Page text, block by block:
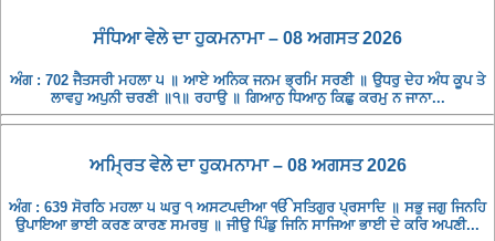
ਸੰਧਿਆ ਵੇਲੇ ਦਾ ਹੁਕਮਨਾਮਾ – 08 ਅਗਸਤ 2026
ਅੰਗ : 702 ਜੈਤਸਰੀ ਮਹਲਾ ੫ ॥ ਆਏ ਅਨਿਕ ਜਨਮ ਭ੍ਰਮਿ ਸਰਣੀ ॥ ਉਧਰੁ ਦੇਹ ਅੰਧ ਕੂਪ ਤੇ
ਲਾਵਹੁ ਅਪੁਨੀ ਚਰਣੀ ॥੧॥ ਰਹਾਉ ॥ ਗਿਆਨੁ ਧਿਆਨੁ ਕਿਛੁ ਕਰਮੁ ਨ ਜਾਨਾ...
ਅਮ੍ਰਿਤ ਵੇਲੇ ਦਾ ਹੁਕਮਨਾਮਾ – 08 ਅਗਸਤ 2026
ਅੰਗ : 639 ਸੋਰਠਿ ਮਹਲਾ ੫ ਘਰੁ ੧ ਅਸਟਪਦੀਆ ੴ ਸਤਿਗੁਰ ਪ੍ਰਸਾਦਿ ॥ ਸਭੁ ਜਗੁ ਜਿਨਹਿ
ਉਪਾਇਆ ਭਾਈ ਕਰਣ ਕਾਰਣ ਸਮਰਥੁ ॥ ਜੀਉ ਪਿੰਡੁ ਜਿਨਿ ਸਾਜਿਆ ਭਾਈ ਦੇ ਕਰਿ ਅਪਣੀ...